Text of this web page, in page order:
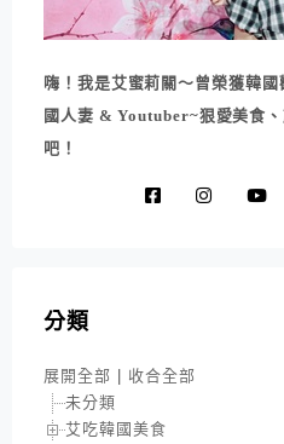
嗨！我是艾蜜莉關～曾榮獲韓
國人妻 & Youtuber~狠愛美食
吧！
分類
展開全部
收合全部
未分類
艾吃韓國美食